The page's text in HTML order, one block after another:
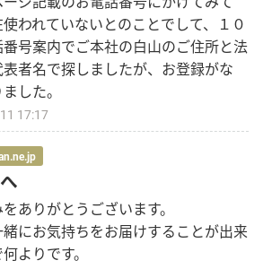
われていないとのことでして、１０
番号案内でご本社の白山のご住所と法
表者名で探しましたが、お登録がな
した。
17:17
ありがとうございます。
にお気持ちをお届けすることが出来
よりです。